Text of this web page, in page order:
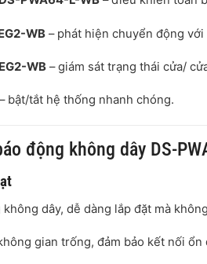
WB – phát hiện chuyển động
WB – giám sát trạng thái cửa/
– bật/tắt hệ thống nhanh chóng.
động không dây DS-
dây, dễ dàng lắp đặt mà
gian trống, đảm bảo kết nối ổn